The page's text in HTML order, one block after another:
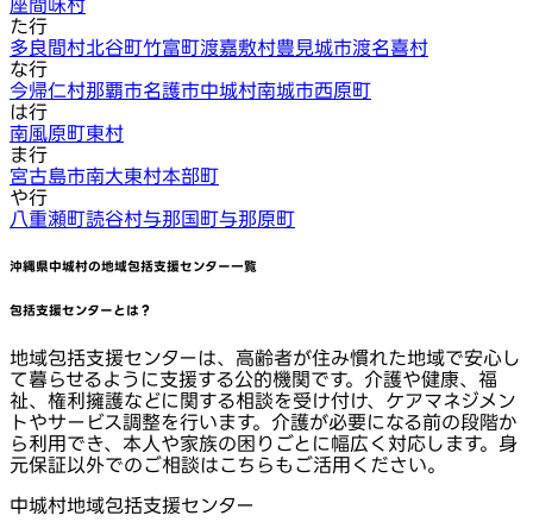
座間味村
た行
多良間村北谷町竹富町渡嘉敷村豊見城市渡名喜村
な行
今帰仁村那覇市名護市中城村南城市西原町
は行
南風原町東村
ま行
宮古島市南大東村本部町
や行
八重瀬町読谷村与那国町与那原町
沖縄県中城村の地域包括支援センター一覧
包括支援センターとは？
地域包括支援センターは、高齢者が住み慣れた地域で安心し
て暮らせるように支援する公的機関です。介護や健康、福
祉、権利擁護などに関する相談を受け付け、ケアマネジメン
トやサービス調整を行います。介護が必要になる前の段階か
ら利用でき、本人や家族の困りごとに幅広く対応します。身
元保証以外でのご相談はこちらもご活用ください。
中城村地域包括支援センター